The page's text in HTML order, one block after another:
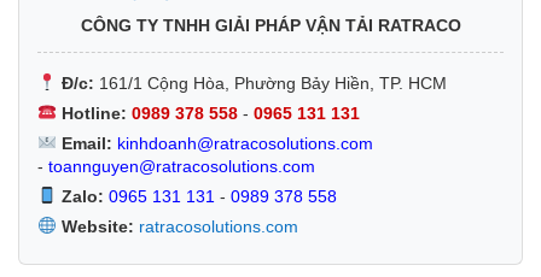
CÔNG TY TNHH GIẢI PHÁP VẬN TẢI RATRACO
Đ/c: 161/1 Cộng Hòa, Phường Bảy Hiền, TP. HCM
Hotline: 0989 378 558- 0965 131 131
Email: kinhdoanh@ratracosolutions.com
- toannguyen@ratracosolutions.com
Zalo: 0965 131 131 - 0989 378 558
Website: ratracosolutions.com